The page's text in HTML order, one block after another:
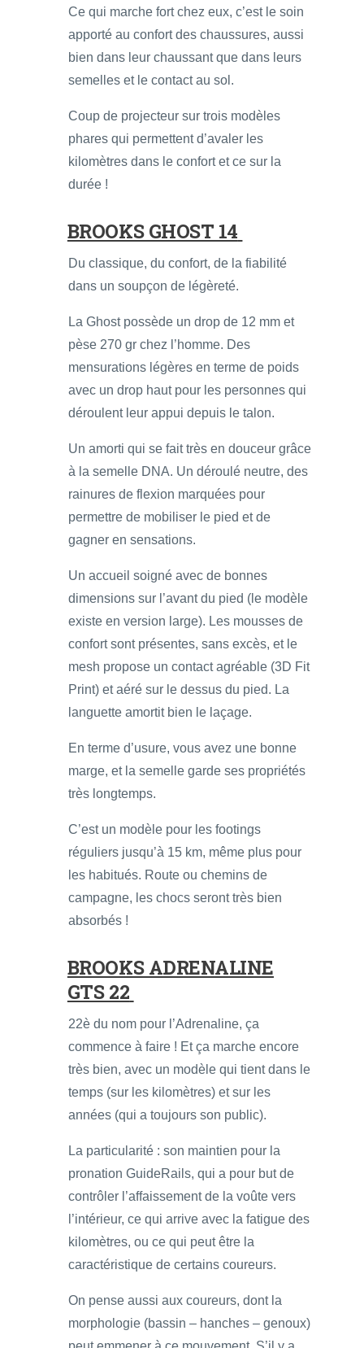
Ce qui marche fort chez eux, c’est le soin
apporté au confort des chaussures, aussi
bien dans leur chaussant que dans leurs
semelles et le contact au sol.
Coup de projecteur sur trois modèles
phares qui permettent d’avaler les
kilomètres dans le confort et ce sur la
durée !
BROOKS GHOST 14
Du classique, du confort, de la fiabilité
dans un soupçon de légèreté.
La Ghost possède un drop de 12 mm et
pèse 270 gr chez l’homme. Des
mensurations légères en terme de poids
avec un drop haut pour les personnes qui
déroulent leur appui depuis le talon.
Un amorti qui se fait très en douceur grâce
à la semelle DNA. Un déroulé neutre, des
rainures de flexion marquées pour
permettre de mobiliser le pied et de
gagner en sensations.
Un accueil soigné avec de bonnes
dimensions sur l’avant du pied (le modèle
existe en version large). Les mousses de
confort sont présentes, sans excès, et le
mesh propose un contact agréable (3D Fit
Print) et aéré sur le dessus du pied. La
languette amortit bien le laçage.
En terme d’usure, vous avez une bonne
marge, et la semelle garde ses propriétés
très longtemps.
C’est un modèle pour les footings
réguliers jusqu’à 15 km, même plus pour
les habitués. Route ou chemins de
campagne, les chocs seront très bien
absorbés !
BROOKS ADRENALINE
GTS 22
22è du nom pour l’Adrenaline, ça
commence à faire ! Et ça marche encore
très bien, avec un modèle qui tient dans le
temps (sur les kilomètres) et sur les
années (qui a toujours son public).
La particularité : son maintien pour la
pronation GuideRails, qui a pour but de
contrôler l’affaissement de la voûte vers
l’intérieur, ce qui arrive avec la fatigue des
kilomètres, ou ce qui peut être la
caractéristique de certains coureurs.
On pense aussi aux coureurs, dont la
morphologie (bassin – hanches – genoux)